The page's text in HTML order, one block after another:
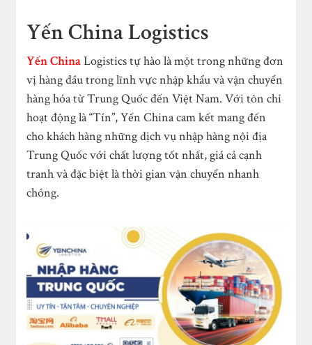
Yến China Logistics
Yến ChinaLogistics tự hào là một trong những đơn
vị hàng đầu trong lĩnh vực nhập khẩu và vận chuyển
hàng hóa từ Trung Quốc đến Việt Nam. Với tôn chỉ
hoạt động là “Tín”, Yến China cam kết mang đến
cho khách hàng những dịch vụ nhập hàng nội địa
Trung Quốc với chất lượng tốt nhất, giá cả cạnh
tranh và đặc biệt là thời gian vận chuyển nhanh
chóng.